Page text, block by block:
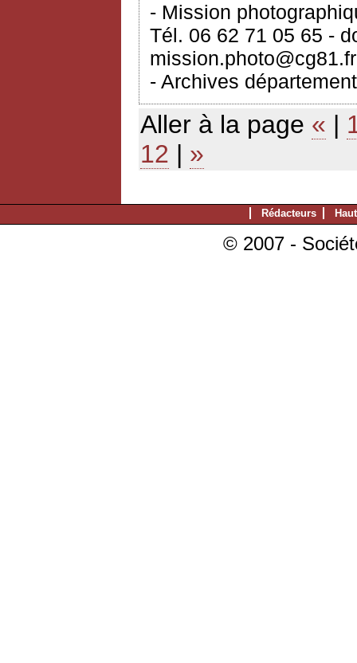
- Mission
Tél. 06 62 71 05 65 -
mission.photo@cg81.fr
- Archives
Aller à la page « |
12 | »
Rédacteurs
© 2007 -